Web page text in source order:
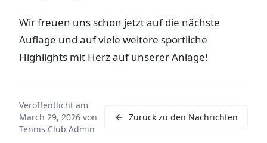
Wir freuen uns schon jetzt auf die nächste
Auflage und auf viele weitere sportliche
Highlights mit Herz auf unserer Anlage!
Veröffentlicht am
March 29, 2026 von
Tennis Club Admin
Zurück zu den Nachrichten